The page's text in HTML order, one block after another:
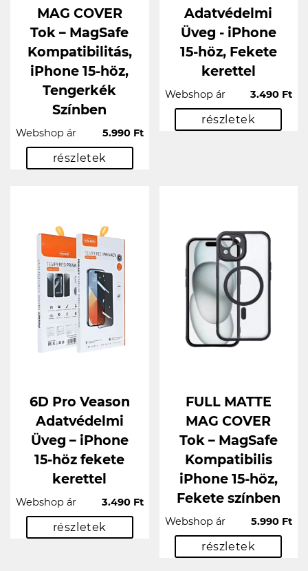
MAG COVER
Tok – MagSafe
Kompatibilitás,
iPhone 15-höz,
Tengerkék
Színben
Webshop ár 5.990 Ft
részletek
Adatvédelmi
Üveg - iPhone
15-höz, Fekete
kerettel
Webshop ár 3.490 Ft
részletek
6D Pro Veason
Adatvédelmi
Üveg – iPhone
15-höz fekete
kerettel
Webshop ár 3.490 Ft
részletek
FULL MATTE
MAG COVER
Tok – MagSafe
Kompatibilis
iPhone 15-höz,
Fekete színben
Webshop ár 5.990 Ft
részletek